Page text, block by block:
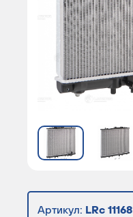
Артикул: LRc 11168